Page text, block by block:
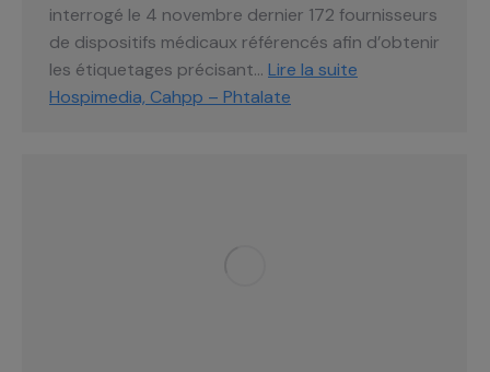
interrogé le 4 novembre dernier 172 fournisseurs
de dispositifs médicaux référencés afin d’obtenir
les étiquetages précisant… Lire la suite
Hospimedia, Cahpp – Phtalate